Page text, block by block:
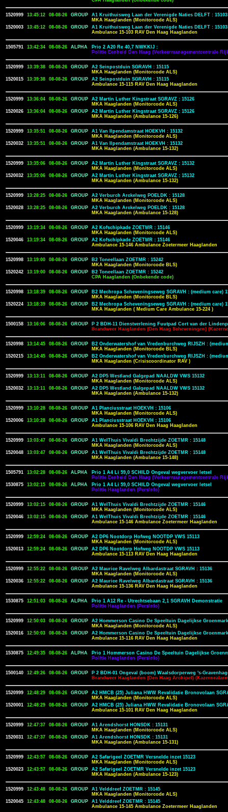
1520999 13:45:12 08-08-26 GROUP
A1 Kruithuisweg Laan der Verenigde Naties DELFT : 15103
MKA Haaglanden (Monitorcode ALS)
1520003
13:45:12 08-08-26 GROUP
A1 Kruithuisweg Laan der Verenigde Naties DELFT : 15103
Ambulance 15-103 RAV Den Haag Haaglanden
1505791 13:42:34 08-08-26 ALPHA
Prio 2 A20 Re 40,7 NWKKIJ :
Politie Eenheid Den Haag (Verkeermanagementcentrale
1520999 13:39:38 08-08-26 GROUP
A2 Seinpostduin SGRAVH : 15115
MKA Haaglanden (Monitorcode ALS)
1520015
13:39:38 08-08-26 GROUP
A2 Seinpostduin SGRAVH : 15115
Ambulance 15-115 RAV Den Haag Haaglanden
1520999 13:36:04 08-08-26 GROUP
A2 Martin Luther Kingstraat SGRAVZ : 15126
MKA Haaglanden (Monitorcode ALS)
1520026
13:36:04 08-08-26 GROUP
A2 Martin Luther Kingstraat SGRAVZ : 15126
MKA Haaglanden (Ambulance 15-126)
1520999 13:35:51 08-08-26 GROUP
A1 Van Ilpendamstraat HOEKVH : 15132
MKA Haaglanden (Monitorcode ALS)
1520032
13:35:51 08-08-26 GROUP
A1 Van Ilpendamstraat HOEKVH : 15132
MKA Haaglanden (Ambulance 15-132)
1520999 13:35:06 08-08-26 GROUP
A2 Martin Luther Kingstraat SGRAVZ : 15132
MKA Haaglanden (Monitorcode ALS)
1520032
13:35:06 08-08-26 GROUP
A2 Martin Luther Kingstraat SGRAVZ : 15132
MKA Haaglanden (Ambulance 15-132)
1520999 13:28:25 08-08-26 GROUP
A2 Verburch Arckelweg POELDK : 15128
MKA Haaglanden (Monitorcode ALS)
1520028
13:28:25 08-08-26 GROUP
A2 Verburch Arckelweg POELDK : 15128
MKA Haaglanden (Ambulance 15-128)
1520999 13:19:34 08-08-26 GROUP
A2 Kofschipkade ZOETMR : 15146
MKA Haaglanden (Monitorcode ALS)
1520046
13:19:34 08-08-26 GROUP
A2 Kofschipkade ZOETMR : 15146
Ambulance 15-146 Ambulance Zoetermeer Haaglanden
1520998 13:19:00 08-08-26 GROUP
B2 Toneellaan ZOETMR : 15242
MKA Haaglanden (Monitorcode BLS)
1520242
13:19:00 08-08-26 GROUP
B2 Toneellaan ZOETMR : 15242
CPA Haaglanden (Onbekende code)
1520998 13:18:39 08-08-26 GROUP
B2 Mechropa Scheveningseweg SGRAVH : (medium care)
MKA Haaglanden (Monitorcode BLS)
1520224
13:18:39 08-08-26 GROUP
B2 Mechropa Scheveningseweg SGRAVH : (medium care)
MKA Haaglanden ( Medium Care Ambulance 15-224 )
1500158 13:16:06 08-08-26 GROUP
P 2 BDH-11 Dienstverlening Fuutpad Cort van der
Brandweer Haaglanden (Den Haag Scheveningen)
1520998 13:14:45 08-08-26 GROUP
B2 Onderwatershof van Vredenburchweg RIJSZH :
MKA Haaglanden (Monitorcode BLS)
1520215
13:14:45 08-08-26 GROUP
B2 Onderwatershof van Vredenburchweg RIJSZH :
MKA Haaglanden (Crisiscoordinator RAV )
1520999 13:13:11 08-08-26 GROUP
A2 DP5 Westland Galgepad NAALDW VWS 15132
MKA Haaglanden (Monitorcode ALS)
1520032
13:13:11 08-08-26 GROUP
A2 DP5 Westland Galgepad NAALDW VWS 15132
MKA Haaglanden (Ambulance 15-132)
1520999 13:10:28 08-08-26 GROUP
A1 Planciusstraat HOEKVH : 15106
MKA Haaglanden (Monitorcode ALS)
1520006
13:10:28 08-08-26 GROUP
A1 Planciusstraat HOEKVH : 15106
Ambulance 15-106 RAV Den Haag Haaglanden
1520999 13:03:47 08-08-26 GROUP
A1 WelThuis Vivaldi Brechtzijde ZOETMR : 15148
MKA Haaglanden (Monitorcode ALS)
1520048
13:03:47 08-08-26 GROUP
A1 WelThuis Vivaldi Brechtzijde ZOETMR : 15148
MKA Haaglanden (Ambulance 15-148)
1505791 13:02:28 08-08-26 ALPHA
Prio 1 A4 Li 59,0 SCHILD Ongeval wegvervoer letsel
Politie Eenheid Den Haag (Verkeermanagementcentrale
1530875
13:02:15 08-08-26 ALPHA
Prio 1 A4 Li 59,0 SCHILD Ongeval wegvervoer letsel
Politie Haaglanden (PersInfo)
1520999 13:02:15 08-08-26 GROUP
A1 WelThuis Vivaldi Brechtzijde ZOETMR : 15146
MKA Haaglanden (Monitorcode ALS)
1520046
13:02:15 08-08-26 GROUP
A1 WelThuis Vivaldi Brechtzijde ZOETMR : 15146
Ambulance 15-146 Ambulance Zoetermeer Haaglanden
1520999 12:59:24 08-08-26 GROUP
A2 DP6 Nootdorp Hofweg NOOTDP VWS 15113
MKA Haaglanden (Monitorcode ALS)
1520013
12:59:24 08-08-26 GROUP
A2 DP6 Nootdorp Hofweg NOOTDP VWS 15113
Ambulance 15-113 RAV Den Haag Haaglanden
1520999 12:55:22 08-08-26 GROUP
A2 Maurice Ravelweg Albardastraat SGRAVH : 15136
MKA Haaglanden (Monitorcode ALS)
1520036
12:55:22 08-08-26 GROUP
A2 Maurice Ravelweg Albardastraat SGRAVH : 15136
Ambulance 15-136 RAV Den Haag Haaglanden
1530875 12:51:03 08-08-26 ALPHA
Prio 1 A12 Re - Utrechtsebaan 2,1 SGRAVH Demonstratie
Politie Haaglanden (PersInfo)
1520999 12:50:03 08-08-26 GROUP
A2 Hommerson Casino De Speeltuin Dagelijkse Groenmark
MKA Haaglanden (Monitorcode ALS)
1520016
12:50:03 08-08-26 GROUP
A2 Hommerson Casino De Speeltuin Dagelijkse Groenmark
Ambulance 15-116 RAV Den Haag Haaglanden
1530875 12:49:35 08-08-26 ALPHA
Prio 1 Hommerson Casino De Speeltuin Dagelijkse
Politie Haaglanden (PersInfo)
1500140 12:49:26 08-08-26 GROUP
P 2 BDH-01 Ongeval (boom) Waalsdorperweg 's-
Brandweer Haaglanden (Den Haag Archipel)
1520999 12:48:29 08-08-26 GROUP
A2 HMCB (25) Juliana HWW Revalidatie Bronovolaan
MKA Haaglanden (Monitorcode ALS)
1520001
12:48:29 08-08-26 GROUP
A2 HMCB (25) Juliana HWW Revalidatie Bronovolaan
Ambulance 15-101 RAV Den Haag Haaglanden
1520999 12:47:37 08-08-26 GROUP
A1 Arendshorst HONSDK : 15131
MKA Haaglanden (Monitorcode ALS)
1520031
12:47:37 08-08-26 GROUP
A1 Arendshorst HONSDK : 15131
MKA Haaglanden (Ambulance 15-131)
1520999 12:43:57 08-08-26 GROUP
A2 Safarigeel ZOETMR Versnelde inzet 15123
MKA Haaglanden (Monitorcode ALS)
1520023
12:43:57 08-08-26 GROUP
A2 Safarigeel ZOETMR Versnelde inzet 15123
MKA Haaglanden (Ambulance 15-123)
1520999 12:43:48 08-08-26 GROUP
A1 Velddreef ZOETMR : 15145
MKA Haaglanden (Monitorcode ALS)
1520045
12:43:48 08-08-26 GROUP
A1 Velddreef ZOETMR : 15145
Ambulance 15-145 Ambulance Zoetermeer Haaglanden